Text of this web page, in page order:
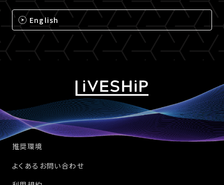
English
推奨環境
よくあるお問い合わせ